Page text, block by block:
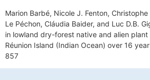
Marion Barbé, Nicole J. Fenton,
Le Péchon, Cláudia Baider, and Luc D.B.
in lowland dry-forest native and alien plant
Réunion Island (Indian Ocean) over 16
857